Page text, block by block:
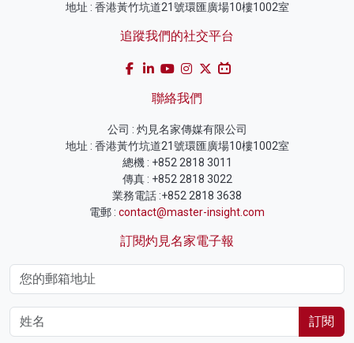
地址 : 香港黃竹坑道21號環匯廣場10樓1002室
追蹤我們的社交平台
聯絡我們
公司 : 灼見名家傳媒有限公司
地址 : 香港黃竹坑道21號環匯廣場10樓1002室
總機 : +852 2818 3011
傳真 : +852 2818 3022
業務電話 :+852 2818 3638
電郵 : contact@master-insight.com
訂閱灼見名家電子報
訂閱